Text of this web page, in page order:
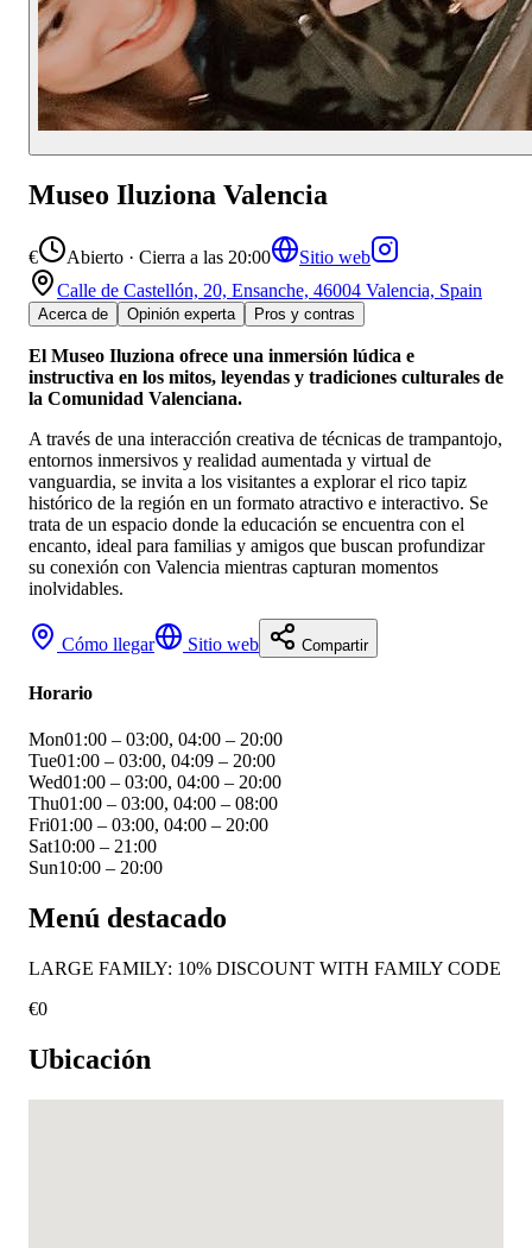
Museo Iluziona Valencia
€ Abierto · Cierra a las 20:00
Sitio web
Calle de Castellón, 20, Ensanche, 46004 Valencia, Spain
Acerca de Opinión experta Pros y contras
El Museo Iluziona ofrece una inmersión lúdica e
instructiva en los mitos, leyendas y tradiciones culturales de
la Comunidad Valenciana.
A través de una interacción creativa de técnicas de trampantojo,
entornos inmersivos y realidad aumentada y virtual de
vanguardia, se invita a los visitantes a explorar el rico tapiz
histórico de la región en un formato atractivo e interactivo. Se
trata de un espacio donde la educación se encuentra con el
encanto, ideal para familias y amigos que buscan profundizar
su conexión con Valencia mientras capturan momentos
inolvidables.
Cómo llegar Sitio web Compartir
Horario
Mon01:00 – 03:00, 04:00 – 20:00
Tue01:00 – 03:00, 04:09 – 20:00
Wed01:00 – 03:00, 04:00 – 20:00
Thu01:00 – 03:00, 04:00 – 08:00
Fri01:00 – 03:00, 04:00 – 20:00
Sat10:00 – 21:00
Sun10:00 – 20:00
Menú destacado
LARGE FAMILY: 10% DISCOUNT WITH FAMILY CODE
€0
Ubicación